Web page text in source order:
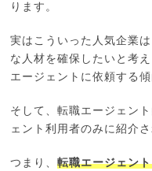
ります。
実はこういった人気企業
な人材を確保したいと考
エージェントに依頼する傾
そして、転職エージェン
ェント利用者のみに紹介さ
つまり、転職エージェン